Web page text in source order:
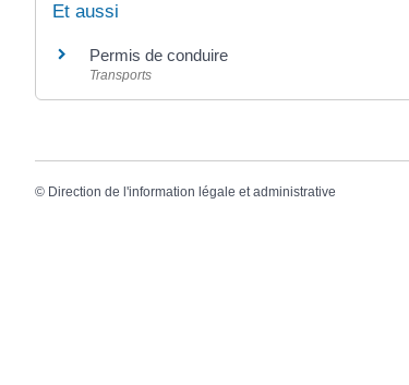
Et aussi
Permis de conduire
Transports
© Direction de l'information légale et administrative